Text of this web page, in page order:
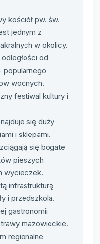
kościół pw. św.
jednym z
w okolicy.
od
popularnego
wodnych.
festiwal kultury i
się duży
i sklepami.
się bogate
pieszych
wycieczek.
infrastrukturę
i przedszkola.
gastronomii
mazowieckie.
regionalne